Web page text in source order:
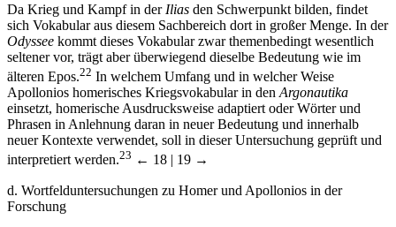
Da Krieg und Kampf in der Ilias den Schwerpunkt bilden, findet
sich Vokabular aus diesem Sachbereich dort in großer Menge. In der
Odyssee kommt dieses Vokabular zwar themenbedingt wesentlich
seltener vor, trägt aber überwiegend dieselbe Bedeutung wie im
älteren Epos.22 In welchem Umfang und in welcher Weise
Apollonios homerisches Kriegsvokabular in den Argonautika
einsetzt, homerische Ausdrucksweise adaptiert oder Wörter und
Phrasen in Anlehnung daran in neuer Bedeutung und innerhalb
neuer Kontexte verwendet, soll in dieser Untersuchung geprüft und
interpretiert werden.23 ← 18 | 19 →
d. Wortfelduntersuchungen zu Homer und Apollonios in der
Forschung